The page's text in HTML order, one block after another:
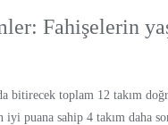
Fahişelerin
bitirecek toplam 12 takım
puana sahip 4 takım daha